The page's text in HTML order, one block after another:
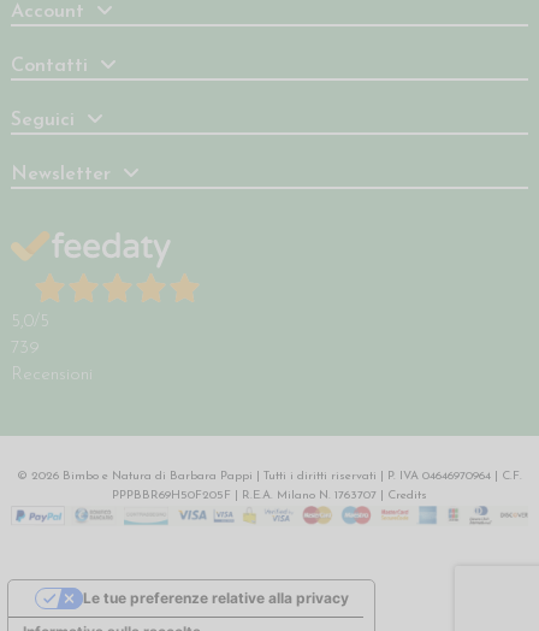
Account
Contatti
Seguici
Newsletter
5,0 /5
739
Recensioni
© 2026 Bimbo e Natura di Barbara Pappi | Tutti i diritti riservati | P. IVA 04646970964 | C.F.
PPPBBR69H50F205F | R.E.A. Milano N. 1763707 | Credits
Le tue preferenze relative alla privacy